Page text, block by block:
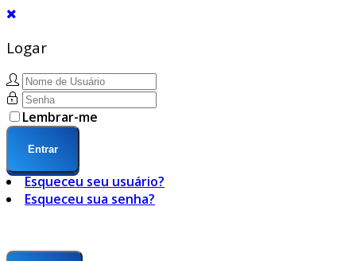
Logar
Lembrar-me
Entrar
Esqueceu seu usuário?
Esqueceu sua senha?